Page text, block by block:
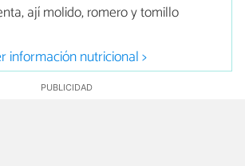
ají molido, romero y tomillo
información nutricional >